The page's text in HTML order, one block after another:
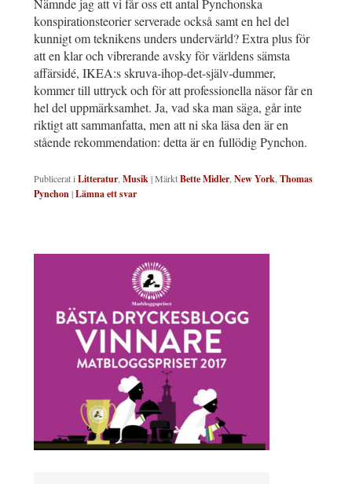
konspirationsteorier serverade också samt en hel del
kunnigt om teknikens unders undervärld? Extra plus för
att en klar och vibrerande avsky för världens sämsta
affärsidé, IKEA:s skruva-ihop-det-själv-dummer,
kommer till uttryck och för att professionella näsor får en
hel del uppmärksamhet. Ja, vad ska man säga, går inte
riktigt att sammanfatta, men att ni ska läsa den är en
stående rekommendation: detta är en fullödig Pynchon.
Publicerat i Litteratur Musik|MärktBette Midler New York Thomas
Pynchon|Lämna ett svar